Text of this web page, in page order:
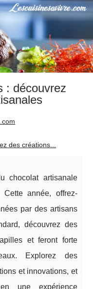
: découvrez
des créations...
chocolat artisanale
année, offrez-
par des artisans
découvrez des
et feront forte
Explorez des
et innovations, et
une expérience